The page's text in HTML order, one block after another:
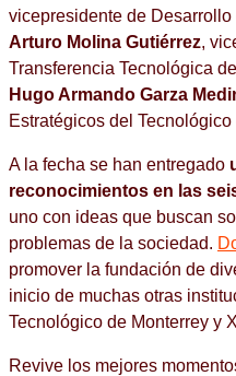
vicepresidente de
Arturo Molina Gutiérrez,
Transferencia Tecnológica
Hugo Armando Garza
Estratégicos del Tecnológico
A la fecha se han entregado
reconocimientos en las
uno con ideas que buscan
problemas de la sociedad.
promover la fundación de
inicio de muchas otras
Tecnológico de Monterrey y
Revive los mejores